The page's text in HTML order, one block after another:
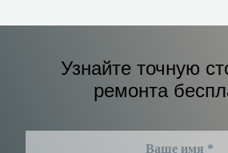
Узнайте точную
ремонта